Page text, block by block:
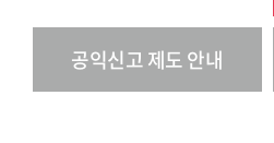
공익신고 제도 안내